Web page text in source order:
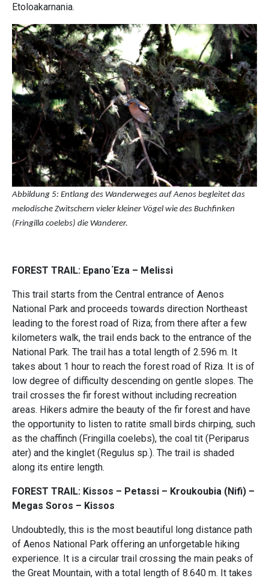
Etoloakarnania.
Abbildung 5: Entlang des Wanderweges auf Aenos begleitet das
melodische Zwitschern vieler kleiner Vögel wie des Buchfinken
(Fringilla coelebs) die Wanderer.
FOREST TRAIL: Epano Έza – Melissi
This trail starts from the Central entrance of Aenos
National Park and proceeds towards direction Northeast
leading to the forest road of Riza; from there after a few
kilometers walk, the trail ends back to the entrance of the
National Park. The trail has a total length of 2.596 m. It
takes about 1 hour to reach the forest road of Riza. It is of
low degree of difficulty descending on gentle slopes. The
trail crosses the fir forest without including recreation
areas. Hikers admire the beauty of the fir forest and have
the opportunity to listen to ratite small birds chirping, such
as the chaffinch (Fringilla coelebs), the coal tit (Periparus
ater) and the kinglet (Regulus sp.). The trail is shaded
along its entire length.
FOREST TRAIL: Κissos – Petassi – Kroukoubia (Nifi) –
Μegas Soros – Κissos
Undoubtedly, this is the most beautiful long distance path
of Aenos National Park offering an unforgetable hiking
experience. It is a circular trail crossing the main peaks of
the Great Mountain, with a total length of 8.640 m. It takes